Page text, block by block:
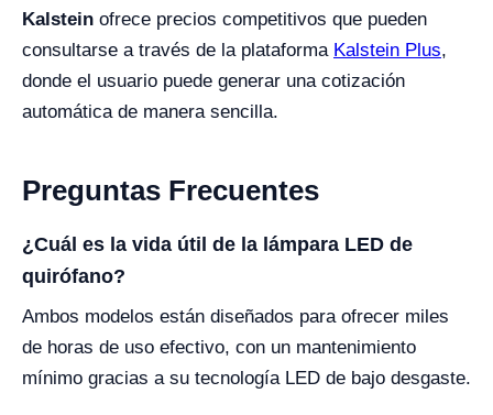
Kalstein ofrece precios competitivos que pueden
consultarse a través de la plataforma Kalstein Plus,
donde el usuario puede generar una cotización
automática de manera sencilla.
Preguntas Frecuentes
¿Cuál es la vida útil de la lámpara LED de
quirófano?
Ambos modelos están diseñados para ofrecer miles
de horas de uso efectivo, con un mantenimiento
mínimo gracias a su tecnología LED de bajo desgaste.